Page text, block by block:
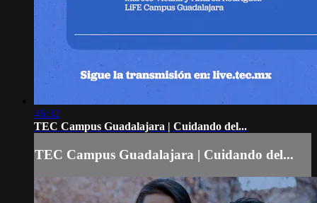
46:32
TEC Campus Guadalajara | Cuidando del...
TEC Campus Guadalajara | Cuidando del...